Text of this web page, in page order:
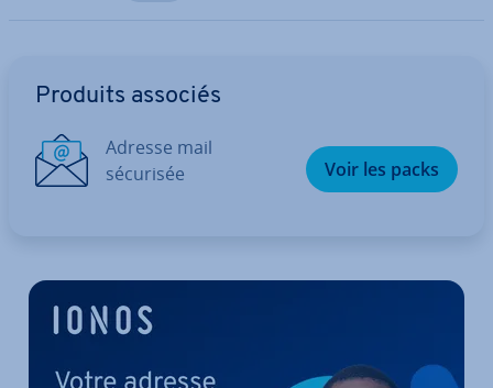
Produits associés
Adresse mail
sécurisée
Voir les packs